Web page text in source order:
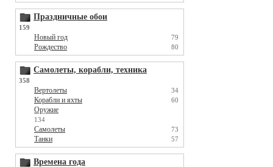
Праздничные обои
159
Новый год 79
Рождество 80
Самолеты, корабли, техника
358
Вертолеты 34
Корабли и яхты 60
Оружие
134
Самолеты 73
Танки 57
Времена года